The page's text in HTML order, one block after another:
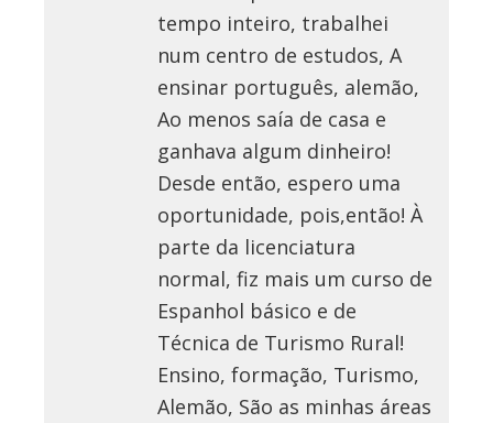
tempo inteiro, trabalhei
num centro de estudos, A
ensinar português, alemão,
Ao menos saía de casa e
ganhava algum dinheiro!
Desde então, espero uma
oportunidade, pois,então! À
parte da licenciatura
normal, fiz mais um curso de
Espanhol básico e de
Técnica de Turismo Rural!
Ensino, formação, Turismo,
Alemão, São as minhas áreas